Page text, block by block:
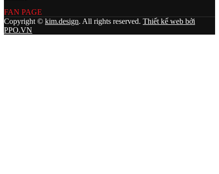
FAN PAGE
Copyright © kim.design. All rights reserved. Thiết kế web bởi
PPO.VN